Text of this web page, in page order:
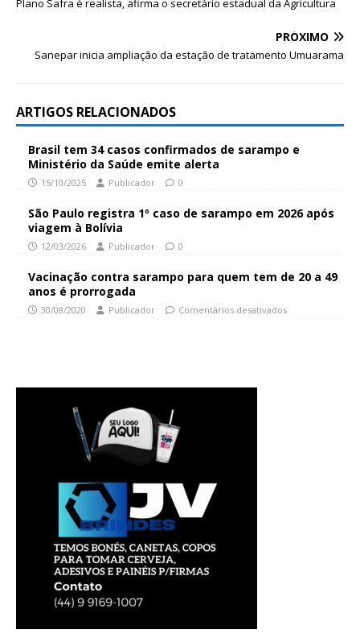
Plano Safra é realista, afirma o secretário estadual da Agricultura
PRÓXIMO
Sanepar inicia ampliação da estação de tratamento Umuarama
ARTIGOS RELACIONADOS
Brasil tem 34 casos confirmados de sarampo e
Ministério da Saúde emite alerta
15/10/2025 Publicador 0
São Paulo registra 1º caso de sarampo em 2026 após
viagem à Bolívia
12/03/2026 Publicador 0
Vacinação contra sarampo para quem tem de 20 a 49
anos é prorrogada
30/08/2020 Publicador Comentários desativados